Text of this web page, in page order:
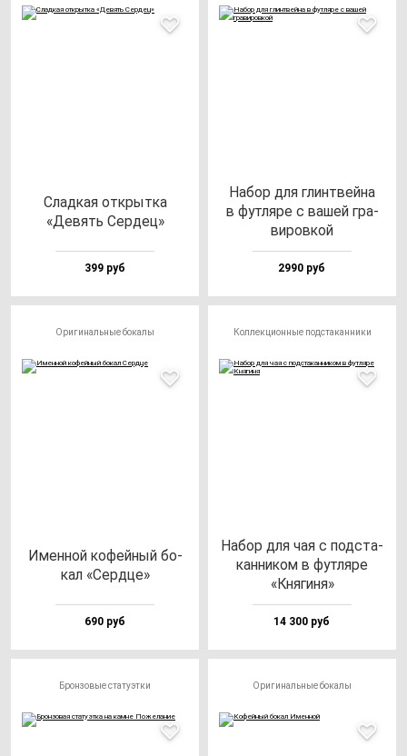
Слад­кая от­крыт­ка
«Девять Сер­дец»
399 руб
Набор для глин­твей­на
в фут­ля­ре с ва­шей гра­
ви­ров­кой
2990 руб
Оригинальные бокалы
Имен­ной ко­фей­ный бо­
кал «Сер­дце»
690 руб
Коллекционные подстаканники
Набор для чая с под­ста­
кан­ни­ком в фут­ля­ре
«Кня­ги­ня»
14 300 руб
Бронзовые статуэтки Оригинальные бокалы